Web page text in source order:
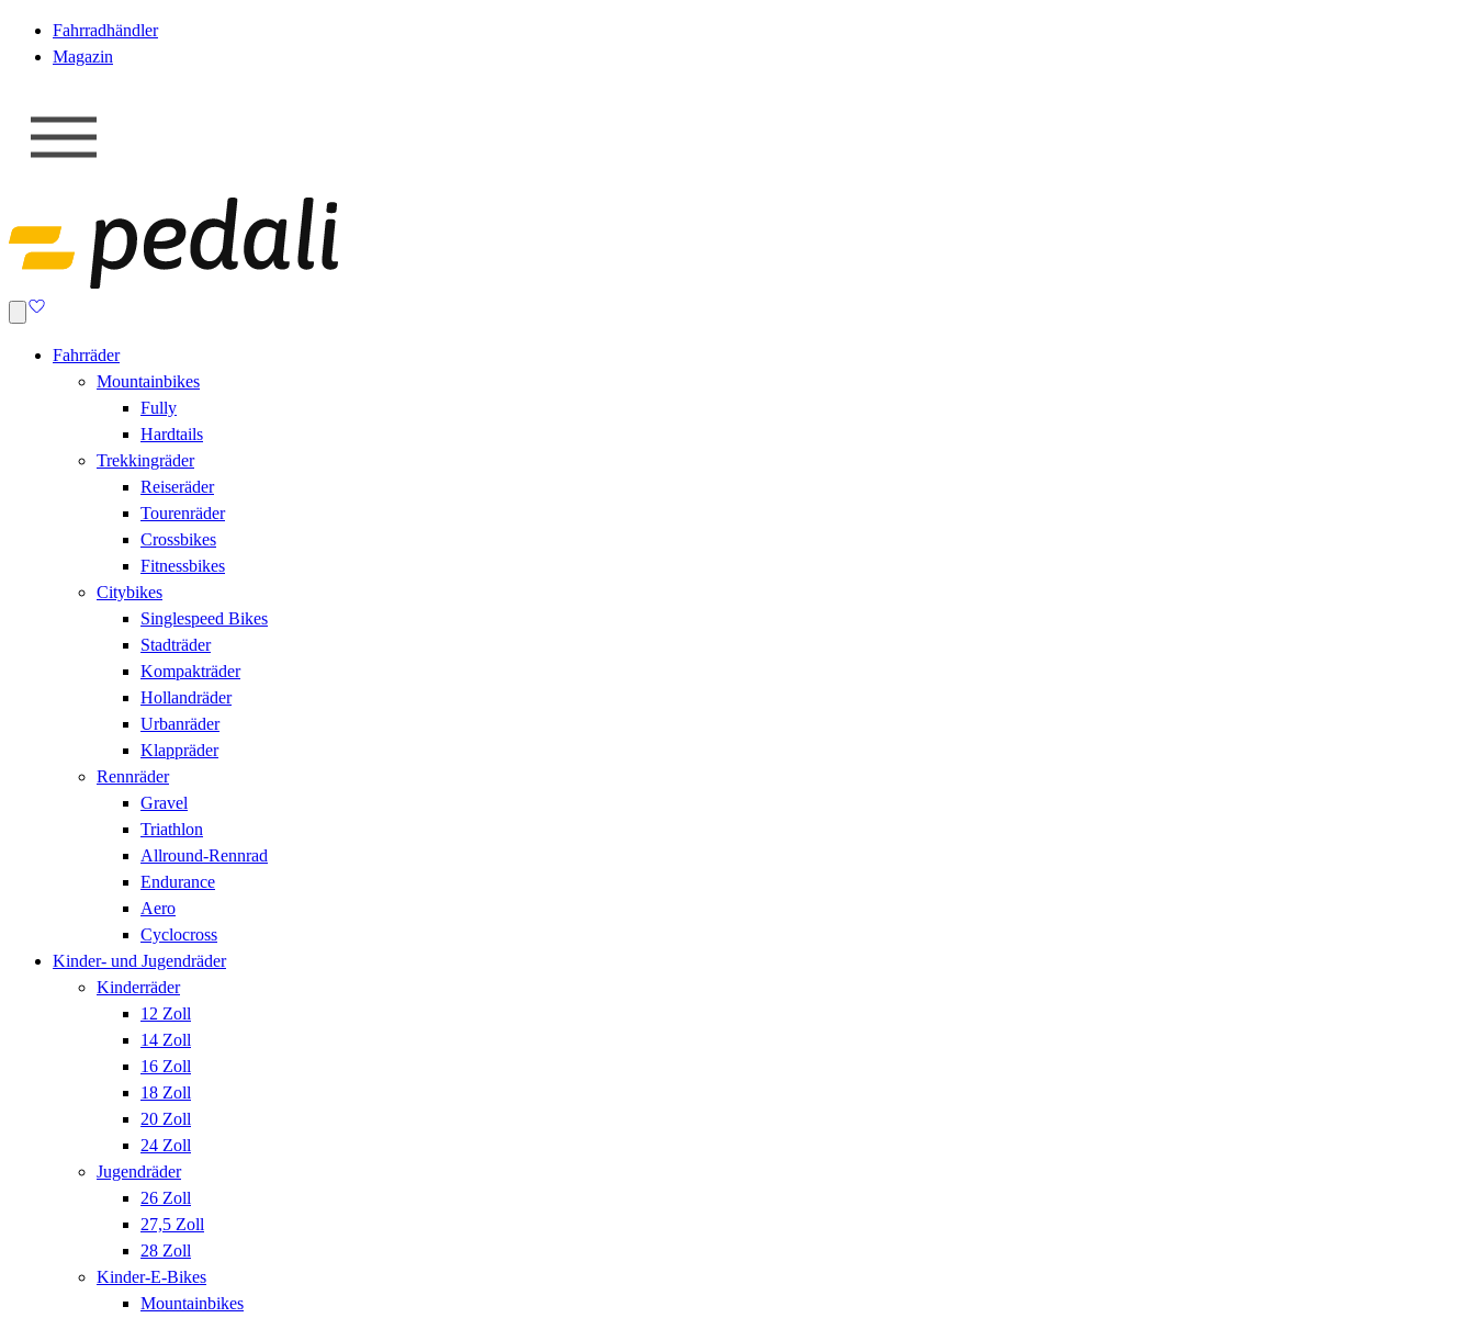
Fahrradhändler
Magazin
Fahrräder
Mountainbikes
Fully
Hardtails
Trekkingräder
Reiseräder
Tourenräder
Crossbikes
Fitnessbikes
Citybikes
Singlespeed Bikes
Stadträder
Kompakträder
Hollandräder
Urbanräder
Klappräder
Rennräder
Gravel
Triathlon
Allround-Rennrad
Endurance
Aero
Cyclocross
Kinder- und Jugendräder
Kinderräder
12 Zoll
14 Zoll
16 Zoll
18 Zoll
20 Zoll
24 Zoll
Jugendräder
26 Zoll
27,5 Zoll
28 Zoll
Kinder-E-Bikes
Mountainbikes